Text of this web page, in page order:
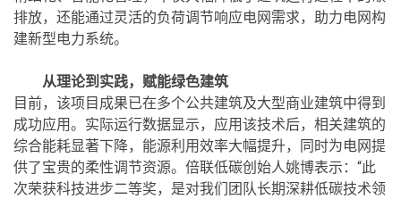
排放，还能通过灵活的负荷调节响应电网需求，助力电网构
建新型电力系统。
从理论到实践，赋能绿色建筑
目前，该项目成果已在多个公共建筑及大型商业建筑中得到
成功应用。实际运行数据显示，应用该技术后，相关建筑的
综合能耗显著下降，能源利用效率大幅提升，同时为电网提
供了宝贵的柔性调节资源。倍联低碳创始人姚博表示：“此
次荣获科技进步二等奖，是对我们团队长期深耕低碳技术领